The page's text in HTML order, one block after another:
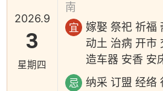
2026.9
3
星期四
南
宜 嫁娶 祭祀 祈福
动土 治病 开市
造车器 安香 安
忌 纳采 订盟 经络